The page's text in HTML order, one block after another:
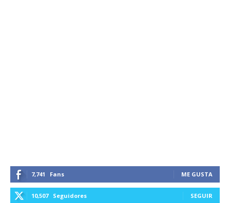
7,741 Fans ME GUSTA
10,507 Seguidores SEGUIR